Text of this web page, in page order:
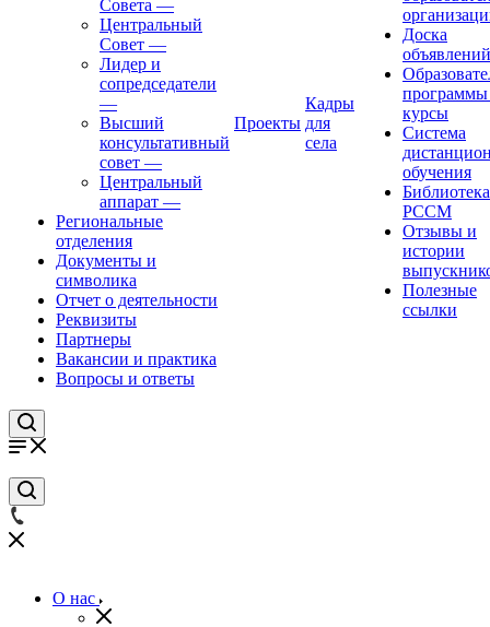
Совета —
Центральный
Совет —
Лидер и
сопредседатели
—
Высший
консультативный
совет —
Центральный
аппарат —
Региональные
отделения
Документы и
символика
Отчет о деятельности
Реквизиты
Партнеры
Вакансии и практика
Вопросы и ответы
Проекты
Кадры
для
села
Доска
объявлений
курсы
Система
обучения
Библиотека
РССМ
Отзывы и
истории
Полезные
ссылки
О нас